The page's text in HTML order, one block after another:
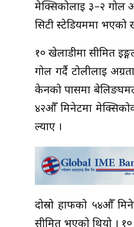
मेक्सिकोलाई ३–२ गोल
सिटी स्टेडियममा भएको
१० खेलाडीमा सीमित
गोल गर्दै टोलीलाई
केनको पासमा बेलिङघमले
४२औँ मिनेटमा
ल्याए ।
दोस्रो हाफको ५४औँ